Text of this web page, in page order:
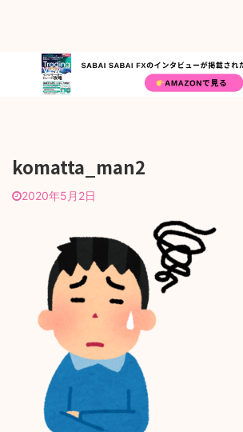
komatta_man2
2020年5月2日